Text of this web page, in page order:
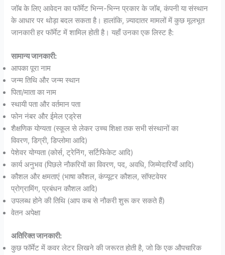
जॉब के लिए आवेदन का फॉर्मेट भिन्न-भिन्न प्रकार के जॉब, कंपनी या संस्थान
के आधार पर थोड़ा बदल सकता है। हालांकि, ज़्यादातर मामलों में कुछ मूलभूत
जानकारी हर फॉर्मेट में शामिल होती है। यहाँ उनका एक लिस्ट है:
सामान्य जानकारी:
आपका पूरा नाम
जन्म तिथि और जन्म स्थान
पिता/माता का नाम
स्थायी पता और वर्तमान पता
फोन नंबर और ईमेल एड्रेस
शैक्षणिक योग्यता (स्कूल से लेकर उच्च शिक्षा तक सभी संस्थानों का
विवरण, डिग्री, डिप्लोमा आदि)
पेशेवर योग्यता (कोर्स, ट्रेनिंग, सर्टिफिकेट आदि)
कार्य अनुभव (पिछले नौकरियों का विवरण, पद, अवधि, जिम्मेदारियाँ आदि)
कौशल और क्षमताएं (भाषा कौशल, कंप्यूटर कौशल, सॉफ्टवेयर
प्रोग्रामिंग, प्रबंधन कौशल आदि)
उपलब्ध होने की तिथि (आप कब से नौकरी शुरू कर सकते हैं)
वेतन अपेक्षा
अतिरिक्त जानकारी:
कुछ फॉर्मेट में कवर लेटर लिखने की जरूरत होती है, जो कि एक औपचारिक